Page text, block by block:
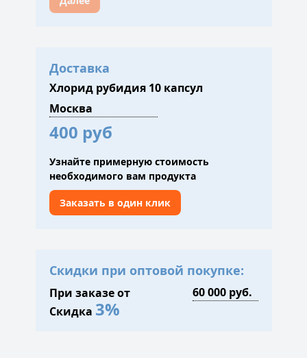
Доставка
Хлорид рубидия 10 капсул
400 руб
Узнайте примерную стоимость
необходимого вам продукта
Заказать в один клик
Скидки при оптовой покупке:
При заказе от
Скидка 3%